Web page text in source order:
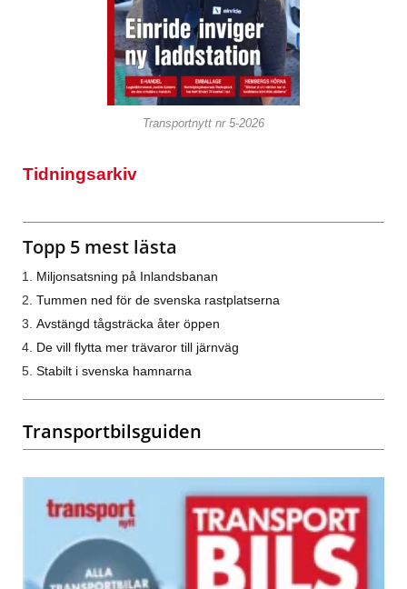
Transportnytt nr 5-2026
Tidningsarkiv
Topp 5 mest lästa
Miljonsatsning på Inlandsbanan
Tummen ned för de svenska rastplatserna
Avstängd tågsträcka åter öppen
De vill flytta mer trävaror till järnväg
Stabilt i svenska hamnarna
Transportbilsguiden